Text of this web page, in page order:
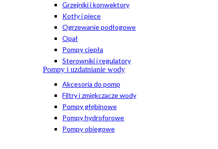
Grzejniki i konwektory
Kotły i piece
Ogrzewanie podłogowe
Opał
Pompy ciepła
Sterowniki i regulatory
Pompy i uzdatnianie wody
Akcesoria do pomp
Filtry i zmiękczacze wody
Pompy głębinowe
Pompy hydroforowe
Pompy obiegowe